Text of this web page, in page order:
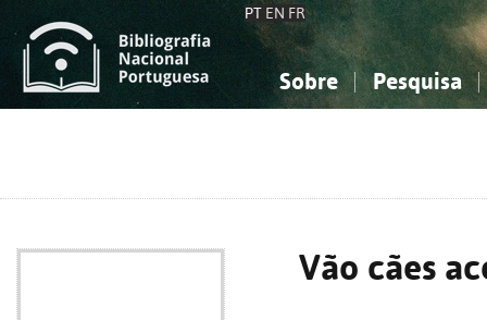
PT EN FR
Sobre Pesquisa
Vão cães